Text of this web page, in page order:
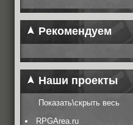
Рекомендуем
Наши проекты
Показать\скрыть весь
RPGArea.ru